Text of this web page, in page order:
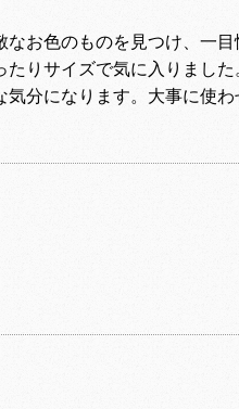
お色のものを見つけ、一
りサイズで気に入りまし
分になります。大事に使わ